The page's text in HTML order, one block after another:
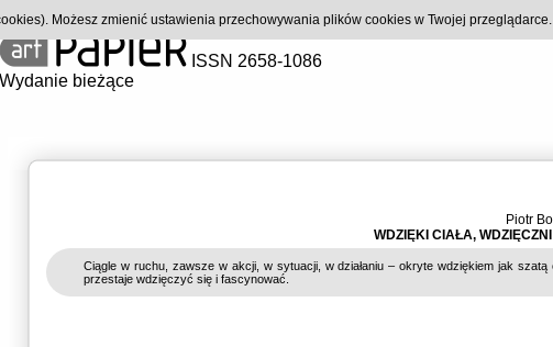
ISSN 2658-1086
Wydanie bieżące
Piotr
WDZIĘKI CIAŁA,
Ciągle w ruchu, zawsze w akcji, w sytuacji, w działaniu – okryte wdziękiem jak szatą
przestaje wdzięczyć się i fascynować.
Możesz zmienić ustawienia przechowywania plików cookies w Twojej przeglądarce.